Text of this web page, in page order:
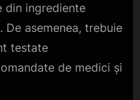
din ingrediente
asemenea, trebuie
testate
de medici și